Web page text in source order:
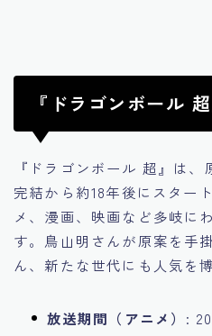
『ドラゴンボール
『ドラゴンボール 超』は
完結から約18年後にスター
メ、漫画、映画など多岐に
す。鳥山明さんが原案を手
ん、新たな世代にも人気を
放送期間（アニメ） :